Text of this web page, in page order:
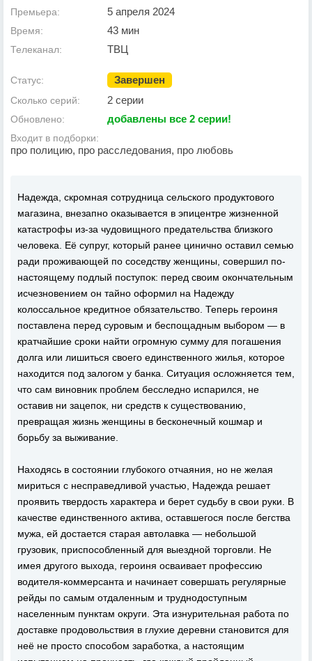
Премьера: 5 апреля 2024
Время: 43 мин
Телеканал: ТВЦ
Статус: Завершен
Сколько серий: 2 серии
Обновлено: добавлены все 2 серии!
Входит в подборки:
про полицию, про расследования, про любовь
Надежда, скромная сотрудница сельского продуктового
магазина, внезапно оказывается в эпицентре жизненной
катастрофы из-за чудовищного предательства близкого
человека. Её супруг, который ранее цинично оставил семью
ради проживающей по соседству женщины, совершил по-
настоящему подлый поступок: перед своим окончательным
исчезновением он тайно оформил на Надежду
колоссальное кредитное обязательство. Теперь героиня
поставлена перед суровым и беспощадным выбором — в
кратчайшие сроки найти огромную сумму для погашения
долга или лишиться своего единственного жилья, которое
находится под залогом у банка. Ситуация осложняется тем,
что сам виновник проблем бесследно испарился, не
оставив ни зацепок, ни средств к существованию,
превращая жизнь женщины в бесконечный кошмар и
борьбу за выживание.
Находясь в состоянии глубокого отчаяния, но не желая
мириться с несправедливой участью, Надежда решает
проявить твердость характера и берет судьбу в свои руки. В
качестве единственного актива, оставшегося после бегства
мужа, ей достается старая автолавка — небольшой
грузовик, приспособленный для выездной торговли. Не
имея другого выхода, героиня осваивает профессию
водителя-коммерсанта и начинает совершать регулярные
рейды по самым отдаленным и труднодоступным
населенным пунктам округи. Эта изнурительная работа по
доставке продовольствия в глухие деревни становится для
неё не просто способом заработка, а настоящим